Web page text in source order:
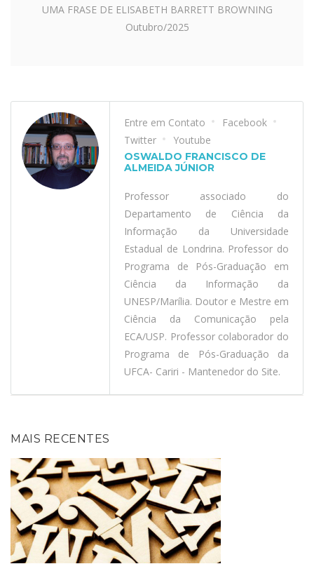
UMA FRASE DE ELISABETH BARRETT BROWNING
Outubro/2025
Entre em Contato
Facebook
Twitter
Youtube
OSWALDO FRANCISCO DE
ALMEIDA JÚNIOR
Professor associado do
Departamento de Ciência da
Informação da Universidade
Estadual de Londrina. Professor do
Programa de Pós-Graduação em
Ciência da Informação da
UNESP/Marília. Doutor e Mestre em
Ciência da Comunicação pela
ECA/USP. Professor colaborador do
Programa de Pós-Graduação da
UFCA- Cariri - Mantenedor do Site.
MAIS RECENTES